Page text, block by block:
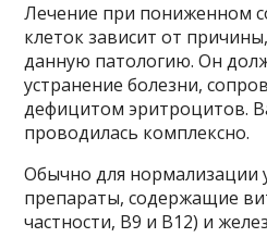
Лечение при пониженном
клеток зависит от
данную патологию. Он
устранение болезни,
дефицитом эритроцитов.
проводилась комплексно.
Обычно для нормализации
препараты, содержащие
частности, В9 и В12) и